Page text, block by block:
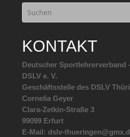
KONTAKT
Deutscher Sportlehrerverband
DSLV e. V.
Geschäftsstelle des DSLV
Cornelia Geyer
Clara-Zetkin-Straße 3
99099 Erfurt
E-Mail: dslv-